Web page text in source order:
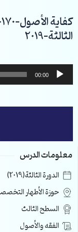
إلى
المحتوى
الثالثة-2019
مشغل
الصوت
00:00
معلومات الدرس
الدورة الثالثة(2019)
حوزة الأطهار
السطح الثالث
الفقه والأصول